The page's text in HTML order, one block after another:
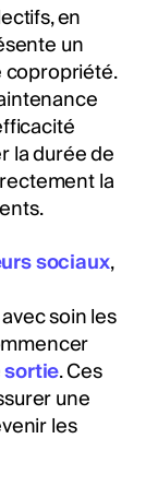
en
un
copropriété.
la durée de
la
sociaux,
soin les
sortie. Ces
une
les